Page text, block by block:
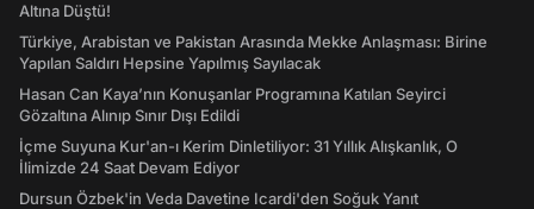
Altına Düştü!
Türkiye, Arabistan ve Pakistan Arasında Mekke Anlaşması: Birine
Yapılan Saldırı Hepsine Yapılmış Sayılacak
Hasan Can Kaya’nın Konuşanlar Programına Katılan Seyirci
Gözaltına Alınıp Sınır Dışı Edildi
İçme Suyuna Kur'an-ı Kerim Dinletiliyor: 31 Yıllık Alışkanlık, O
İlimizde 24 Saat Devam Ediyor
Dursun Özbek'in Veda Davetine Icardi'den Soğuk Yanıt